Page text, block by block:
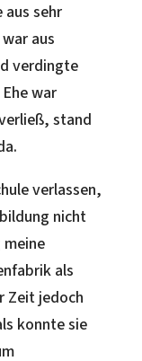
sehr
aus
verdingte
war
stand
verlassen,
nicht
als
Zeit jedoch
konnte sie